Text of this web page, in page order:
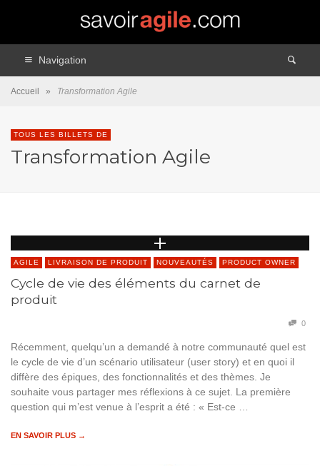
Navigation
Accueil » Transformation Agile
TOUS LES BILLETS DE
Transformation Agile
AGILE LIVRAISON DE PRODUIT NOUVEAUTÉS PRODUCT OWNER
Cycle de vie des éléments du carnet de
produit
0
Récemment, quelqu’un a demandé à notre communauté quel est
le cycle de vie d’un scénario utilisateur (user story) et en quoi il
diffère des épiques, des fonctionnalités et des thèmes. Je
souhaite vous partager mes réflexions à ce sujet. La première
question qui m’est venue à l’esprit a été : « Est-ce …
EN SAVOIR PLUS →